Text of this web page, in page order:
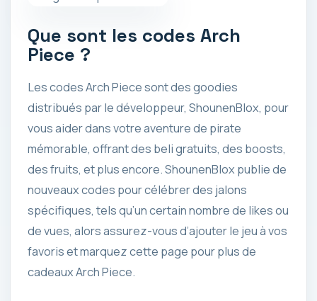
Que sont les codes Arch
Piece ?
Les codes Arch Piece sont des goodies
distribués par le développeur, ShounenBlox, pour
vous aider dans votre aventure de pirate
mémorable, offrant des beli gratuits, des boosts,
des fruits, et plus encore. ShounenBlox publie de
nouveaux codes pour célébrer des jalons
spécifiques, tels qu’un certain nombre de likes ou
de vues, alors assurez-vous d’ajouter le jeu à vos
favoris et marquez cette page pour plus de
cadeaux Arch Piece.